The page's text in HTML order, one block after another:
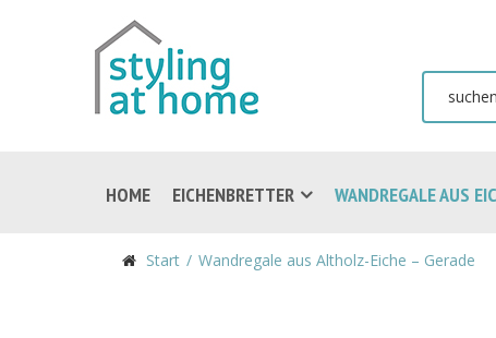
HOME EICHENBRETTER WANDREGALE AUS
Start Wandregale aus Altholz-Eiche – Gerade